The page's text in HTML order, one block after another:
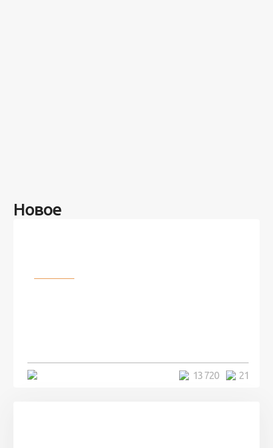
Новое
21
13 720